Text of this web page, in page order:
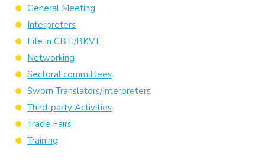
General Meeting
Interpreters
Life in CBTI/BKVT
Networking
Sectoral committees
Sworn Translators/Interpreters
Third-party Activities
Trade Fairs
Training